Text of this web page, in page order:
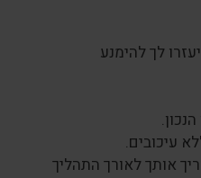
לך להימנע
עיכובים.
אותך לאורך התהליך